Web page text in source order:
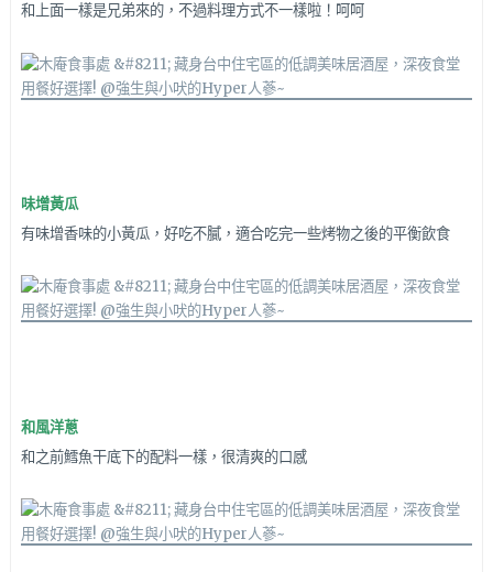
和上面一樣是兄弟來的，不過料理方式不一樣啦！呵呵
味增黃瓜
有味增香味的小黃瓜，好吃不膩，適合吃完一些烤物之後的平衡飲食
和風洋蔥
和之前鱈魚干底下的配料一樣，很清爽的口感